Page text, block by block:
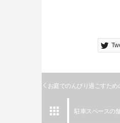
お庭でのんびり過ごすため
 駐車スペースの